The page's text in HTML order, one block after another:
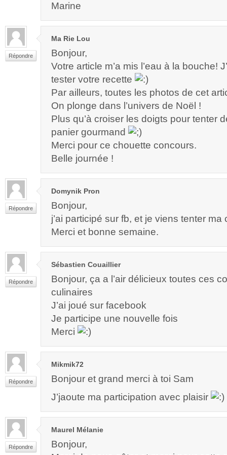
Marine
Répondre
Ma Rie Lou
Bonjour,
Votre article m’a mis l’eau à la bouche!
tester votre recette
Par ailleurs, toutes les photos de cet
On plonge dans l’univers de Noël !
Plus qu’à croiser les doigts pour tenter
panier gourmand
Merci pour ce chouette concours.
Belle journée !
Répondre
Domynik Pron
Bonjour,
j’ai participé sur fb, et je viens tenter ma
Merci et bonne semaine.
Répondre
Sébastien Couaillier
Bonjour, ça a l’air délicieux toutes ces
culinaires
J’ai joué sur facebook
Je participe une nouvelle fois
Merci
Répondre
Mikmik72
Bonjour et grand merci à toi Sam
J’jaoute ma participation avec plaisir
Répondre
Maurel Mélanie
Bonjour,